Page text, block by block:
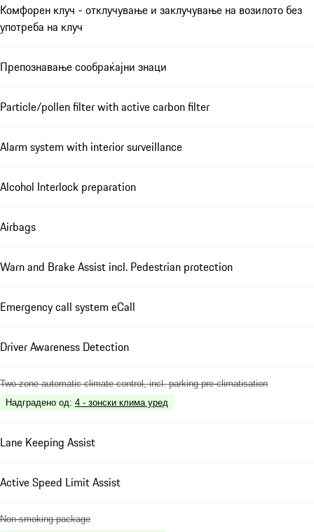
Комфорен клуч - отклучување и заклучување на возилото без
употреба на клуч
Препознавање сообраќајни знаци
Particle/pollen filter with active carbon filter
Alarm system with interior surveillance
Alcohol Interlock preparation
Airbags
Warn and Brake Assist incl. Pedestrian protection
Emergency call system eCall
Driver Awareness Detection
Two-zone automatic climate control, incl. parking pre-climatisation
Надградено од: 4 - зонски клима уред
Lane Keeping Assist
Active Speed Limit Assist
Non-smoking package